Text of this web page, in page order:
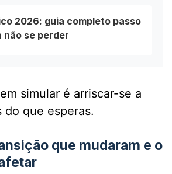
2026: guia completo passo
não se perder
simular é arriscar-se a
do que esperas.
que mudaram e o